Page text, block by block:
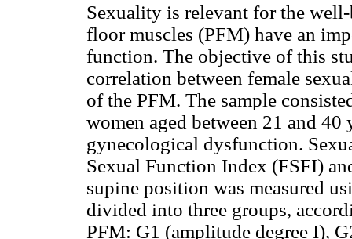
Sexuality is relevant for the
floor muscles (PFM) have an
function. The objective of this
correlation between female
of the PFM. The sample
women aged between 21 and
gynecological dysfunction.
Sexual Function Index (FSFI)
supine position was measured
divided into three groups,
PFM: G1 (amplitude degree I),